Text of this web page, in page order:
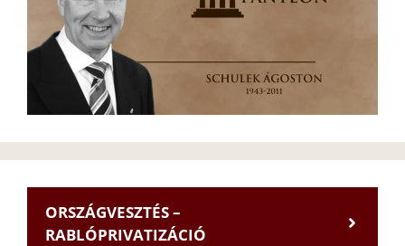
ORSZÁGVESZTÉS –
RABLÓPRIVATIZÁCIÓ